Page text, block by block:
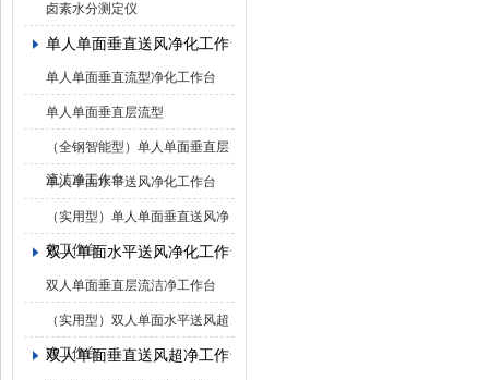
卤素水分测定仪
单人单面垂直送风净化工作台
单人单面垂直流型净化工作台
单人单面垂直层流型
（全钢智能型）单人单面垂直层
流洁净工作台
单人单面水平送风净化工作台
（实用型）单人单面垂直送风净
化工作台
双人单面水平送风净化工作台
双人单面垂直层流洁净工作台
（实用型）双人单面水平送风超
净工作台
双人单面垂直送风超净工作台